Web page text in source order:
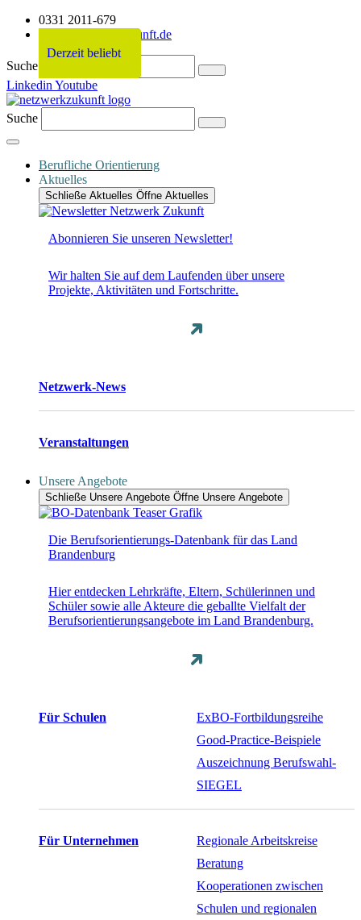
0331 2011-679
info@netzwerkzukunft.de
Suche
Linkedin Youtube
Suche
Berufliche Orientierung
Aktuelles
Schließe Aktuelles Öffne Aktuelles
Derzeit beliebt
Abonnieren Sie unseren Newsletter!
Wir halten Sie auf dem Laufenden über unsere
Projekte, Aktivitäten und Fortschritte.
Netzwerk-News
Veranstaltungen
Unsere Angebote
Schließe Unsere Angebote Öffne Unsere Angebote
Derzeit beliebt
Die Berufsorientierungs-Datenbank für das Land
Brandenburg
Hier entdecken Lehrkräfte, Eltern, Schülerinnen und
Schüler sowie alle Akteure die geballte Vielfalt der
Berufsorientierungsangebote im Land Brandenburg.
Für Schulen
ExBO-Fortbildungsreihe
Good-Practice-Beispiele
Auszeichnung Berufswahl-
SIEGEL
Für Unternehmen
Regionale Arbeitskreise
Beratung
Kooperationen zwischen
Schulen und regionalen
Derzeit beliebt
Derzeit beliebt